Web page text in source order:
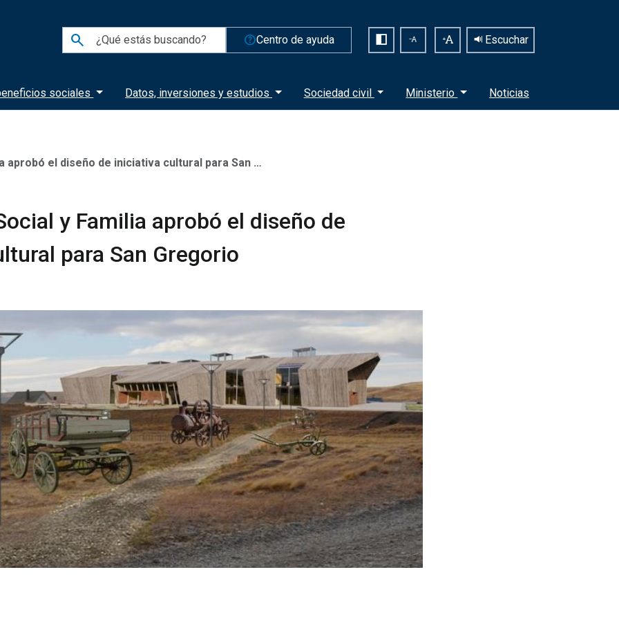
search help_outlineCentro de ayuda Escuchar
sociales Datos, inversiones y estudios Sociedad civil Ministerio Noticias
el diseño de iniciativa cultural para San Gregorio
y Familia aprobó el diseño de
para San Gregorio